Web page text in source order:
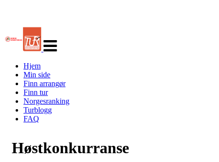
navigasjon
Hjem
Min side
Finn arrangør
Finn tur
Norgesranking
Turblogg
FAQ
Høstkonkurranse